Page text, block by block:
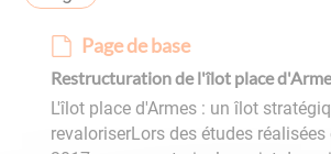
Page de base
Restructuration de l'îlot place
L'îlot place d'Armes : un îlot
revaloriserLors des études réalisées